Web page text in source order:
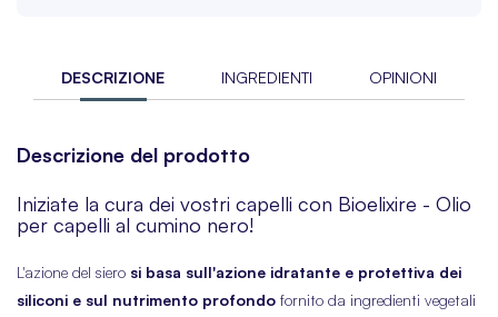
DESCRIZIONE INGREDIENTI OPINIONI
Descrizione del prodotto
Iniziate la cura dei vostri capelli con Bioelixire - Olio
per capelli al cumino nero!
L'azione del siero si basa sull'azione idratante e protettiva dei
siliconi e sul nutrimento profondo fornito da ingredienti vegetali